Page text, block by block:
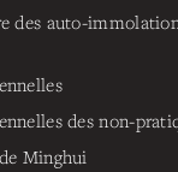
des auto-
des non-
Minghui